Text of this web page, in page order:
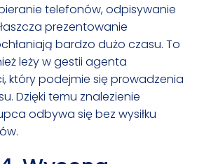
telefonów, odpisywanie
prezentowanie
bardzo dużo czasu. To
leży w gestii agenta
który podejmie się prowadzenia
Dzięki temu znalezienie
odbywa się bez wysiłku